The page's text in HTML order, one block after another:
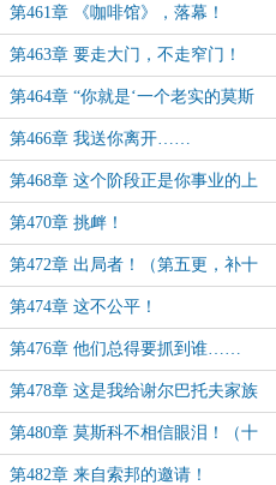
（十月月票加更14）
第461章 《咖啡馆》，落幕！
第463章 要走大门，不走窄门！
（加更16）
第464章 “你就是‘一个老实的莫斯
科人’？”
第466章 我送你离开……
第468章 这个阶段正是你事业的上
升期！
第470章 挑衅！
第472章 出局者！（第五更，补十
月加更17）
第474章 这不公平！
第476章 他们总得要抓到谁……
第478章 这是我给谢尔巴托夫家族
的一次机会！
第480章 莫斯科不相信眼泪！（十
月千票加更19）
第482章 来自索邦的邀请！